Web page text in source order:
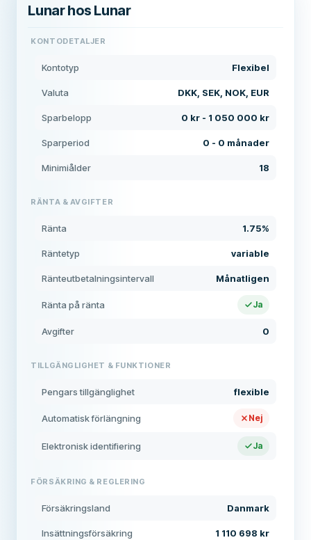
Lunar hos Lunar
KONTODETALJER
Kontotyp Flexibel
Valuta DKK, SEK, NOK, EUR
Sparbelopp 0 kr - 1 050 000 kr
Sparperiod 0 - 0 månader
Minimiålder 18
RÄNTA & AVGIFTER
Ränta 1.75%
Räntetyp variable
Ränteutbetalningsintervall Månatligen
Ränta på ränta Ja
Avgifter 0
TILLGÄNGLIGHET & FUNKTIONER
Pengars tillgänglighet flexible
Automatisk förlängning Nej
Elektronisk identifiering Ja
FÖRSÄKRING & REGLERING
Försäkringsland Danmark
Insättningsförsäkring 1 110 698 kr